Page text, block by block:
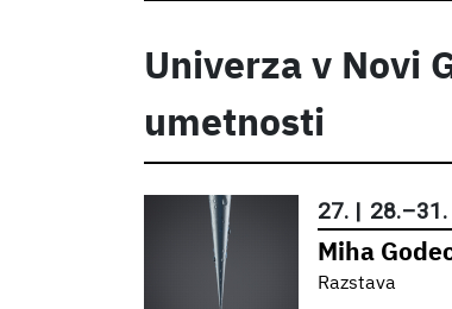
Univerza v Novi
umetnosti
27.| 28.–31.
Miha
Razstava